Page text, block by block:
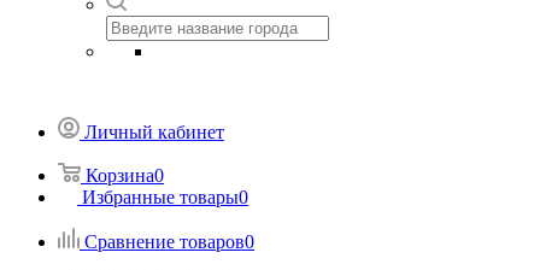
Личный кабинет
Корзина0
Избранные товары0
Сравнение товаров0